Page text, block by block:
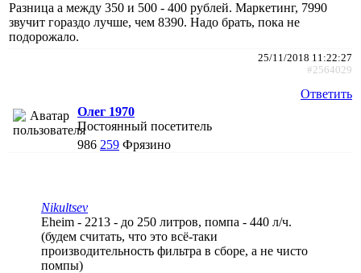
Разница а между 350 и 500 - 400 рублей. Маркетинг, 7990
звучит гораздо лучше, чем 8390. Надо брать, пока не
подорожало.
25/11/2018 11:22:27
#2564029
Ответить
Олег 1970
Постоянный посетитель
986 259 Фрязино
Nikultsev
Eheim - 2213 - до 250 литров, помпа - 440 л/ч.
(будем считать, что это всё-таки
производительность фильтра в сборе, а не чисто
помпы)